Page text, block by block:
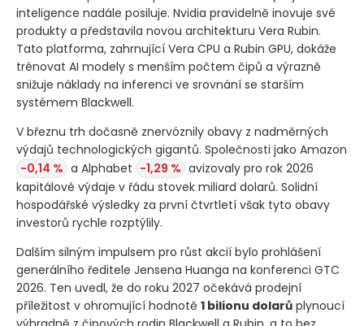
inteligence nadále posiluje. Nvidia pravidelně inovuje své
produkty a představila novou architekturu Vera Rubin.
Tato platforma, zahrnující Vera CPU a Rubin GPU, dokáže
trénovat AI modely s menším počtem čipů a výrazně
snižuje náklady na inferenci ve srovnání se starším
systémem Blackwell.
V březnu trh dočasně znervóznily obavy z nadměrných
výdajů technologických gigantů. Společnosti jako Amazon
-0,14 % a Alphabet -1,29 % avizovaly pro rok 2026
kapitálové výdaje v řádu stovek miliard dolarů. Solidní
hospodářské výsledky za první čtvrtletí však tyto obavy
investorů rychle rozptýlily.
Dalším silným impulsem pro růst akcií bylo prohlášení
generálního ředitele Jensena Huanga na konferenci GTC
2026. Ten uvedl, že do roku 2027 očekává prodejní
příležitost v ohromující hodnotě 1 bilionu dolarů plynoucí